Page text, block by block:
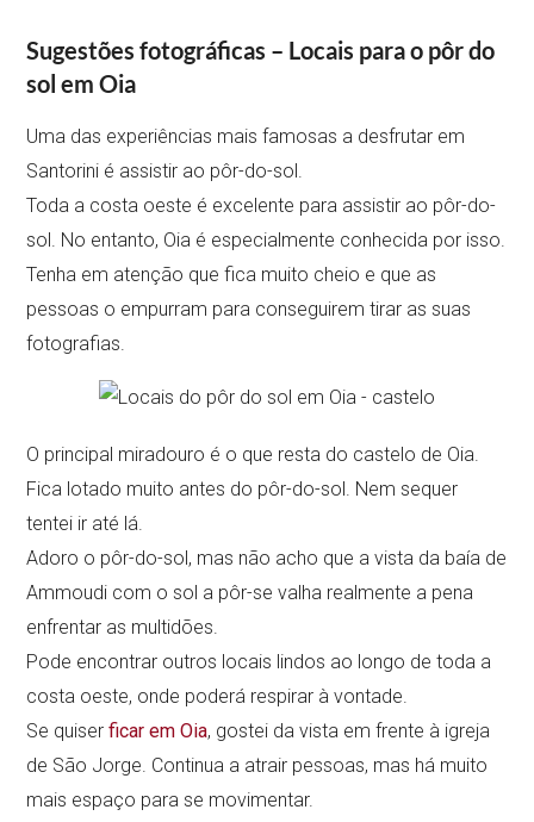
Sugestões fotográficas – Locais para o pôr do
sol em Oia
Uma das experiências mais famosas a desfrutar em
Santorini é assistir ao pôr-do-sol.
Toda a costa oeste é excelente para assistir ao pôr-do-
sol. No entanto, Oia é especialmente conhecida por isso.
Tenha em atenção que fica muito cheio e que as
pessoas o empurram para conseguirem tirar as suas
fotografias.
O principal miradouro é o que resta do castelo de Oia.
Fica lotado muito antes do pôr-do-sol. Nem sequer
tentei ir até lá.
Adoro o pôr-do-sol, mas não acho que a vista da baía de
Ammoudi com o sol a pôr-se valha realmente a pena
enfrentar as multidões.
Pode encontrar outros locais lindos ao longo de toda a
costa oeste, onde poderá respirar à vontade.
Se quiserficar em Oia, gostei da vista em frente à igreja
de São Jorge. Continua a atrair pessoas, mas há muito
mais espaço para se movimentar.